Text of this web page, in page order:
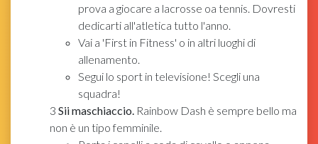
prova a giocare a lacrosse oa tennis. Dovresti
dedicarti all'atletica tutto l'anno.
Vai a 'First in Fitness' o in altri luoghi di
allenamento.
Segui lo sport in televisione! Scegli una
squadra!
3 Sii maschiaccio. Rainbow Dash è sempre bello ma
non è un tipo femminile.